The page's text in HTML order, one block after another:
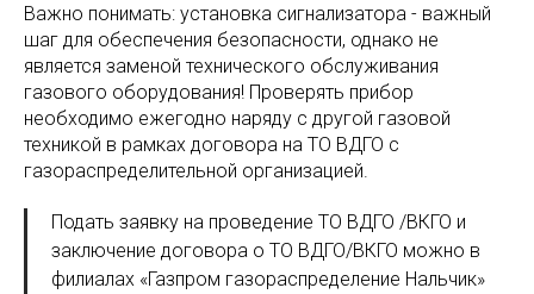
Важно понимать: установка сигнализатора - важный
шаг для обеспечения безопасности, однако не
является заменой технического обслуживания
газового оборудования! Проверять прибор
необходимо ежегодно наряду с другой газовой
техникой в рамках договора на ТО ВДГО с
газораспределительной организацией.
Подать заявку на проведение ТО ВДГО /ВКГО и
заключение договора о ТО ВДГО/ВКГО можно в
филиалах «Газпром газораспределение Нальчик»